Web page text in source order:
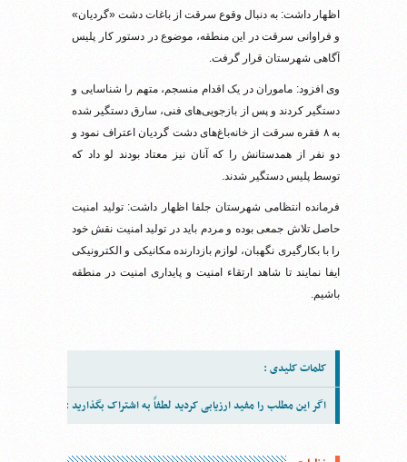
اظهار داشت: به دنبال وقوع سرقت از باغات دشت «گردیان»
و فراوانی سرقت در این منطقه، موضوع در دستور کار پلیس
آگاهی شهرستان قرار گرفت.
وی افزود: ماموران در یک اقدام منسجم، متهم را شناسایی و
دستگیر کردند و پس از بازجویی‌های فنی، سارق دستگیر شده
به ۸ فقره سرقت از خانه‌باغ‌های دشت گردیان اعتراف نمود و
دو نفر از همدستانش را که آنان نیز معتاد بودند لو داد که
توسط پلیس دستگیر شدند.
فرمانده انتظامی شهرستان جلفا اظهار داشت: تولید امنیت
حاصل تلاش جمعی بوده و مردم باید در تولید امنیت نقش خود
را با بکارگیری نگهبان، لوازم بازدارنده مکانیکی و الکترونیکی
ایفا نمایند تا شاهد ارتقاء امنیت و پایداری امنیت در منطقه
باشیم.
کلمات کلیدی :
اگر این مطلب را مفید ارزیابی کردید لطفاً به اشتراک بگذارید :